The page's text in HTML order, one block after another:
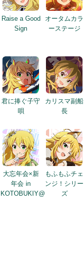
Raise a Good
Sign
オータムカラ
ーステージ
君に捧ぐ子守
唄
カリスマ副船
長
大忘年会×新
年会 in
KOTOBUKIY@
もふもふチェ
ンジ！シリー
ズ